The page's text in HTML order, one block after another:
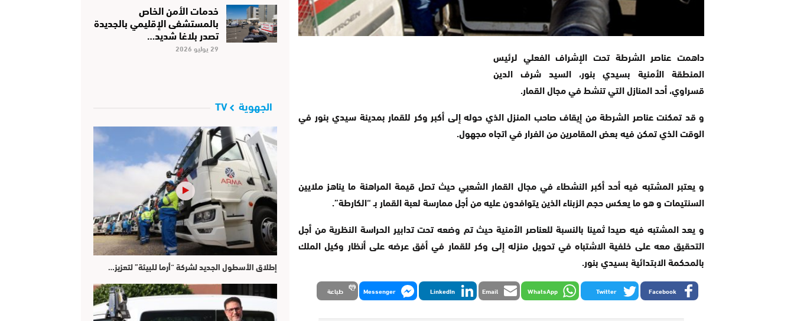
داهمت عناصر الشرطة تحت الإشراف الفعلي لرئيس
المنطقة الأمنية بسيدي بنور، السيد شرف الدين
قسراوي، أحد المنازل التي تنشط في مجال القمار.
و قد تمكنت عناصر الشرطة من إيقاف صاحب المنزل الذي حوله إلى أكبر وكر للقمار بمدينة سيدي بنور في
الوقت الذي تمكن فيه بعض المقامرين من الفرار في اتجاه مجهول.
و يعتبر المشتبه فيه أحد أكبر النشطاء في مجال القمار الشعبي حيث تصل قيمة المراهنة ما يناهز ملايين
السنتيمات و هو ما يعكس حجم الزبناء الذين يتوافدون عليه من أجل ممارسة لعبة القمار بـ “الكارطة”.
و يعد المشتبه فيه صيدا ثمينا بالنسبة للعناصر الأمنية حيث تم وضعه تحت تدابير الحراسة النظرية من أجل
التحقيق معه على خلفية الاشتباه في تحويل منزله إلى وكر للقمار في أفق عرضه على أنظار وكيل الملك
بالمحكمة الابتدائية بسيدي بنور.
Facebook
Twitter
WhatsApp
Email
LinkedIn
Messenger طباعة
خدمات الأمن الخاص
بالمستشفى الإقليمي بالجديدة
تصدر بلاغا شديد…
29 يوليو 2026
الجهوية TV
إطلاق الأسطول الجديد لشركة “أرما للبيئة” لتعزيز…